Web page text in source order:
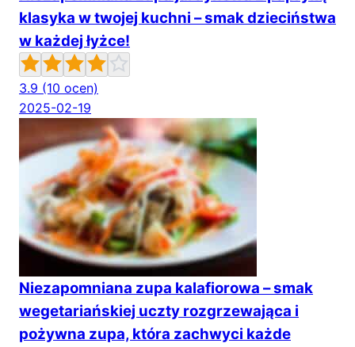
klasyka w twojej kuchni – smak dzieciństwa
w każdej łyżce!
3.9 (10 ocen)
2025-02-19
Niezapomniana zupa kalafiorowa – smak
wegetariańskiej uczty rozgrzewająca i
pożywna zupa, która zachwyci każde